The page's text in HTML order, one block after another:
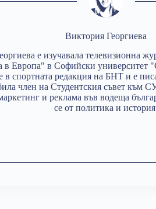
Виктория Георгиева
е изучавала телевизионна
в Европа" в Софийски
в спортната редакция на БНТ и е
член на Студентския съвет към
и реклама във водеща
се от политика и